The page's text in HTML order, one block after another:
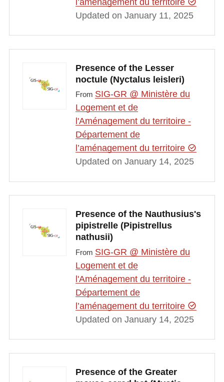
Updated on January 11, 2025
Presence of the Lesser
noctule (Nyctalus leisleri)
From SIG-GR @ Ministère du
Logement et de
l'Aménagement du territoire -
Département de
l’aménagement du territoire
Updated on January 14, 2025
Presence of the Nauthusius's
pipistrelle (Pipistrellus
nathusii)
From SIG-GR @ Ministère du
Logement et de
l'Aménagement du territoire -
Département de
l’aménagement du territoire
Updated on January 14, 2025
Presence of the Greater